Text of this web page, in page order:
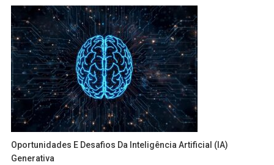
Oportunidades E Desafios Da Inteligência Artificial (IA)
Generativa